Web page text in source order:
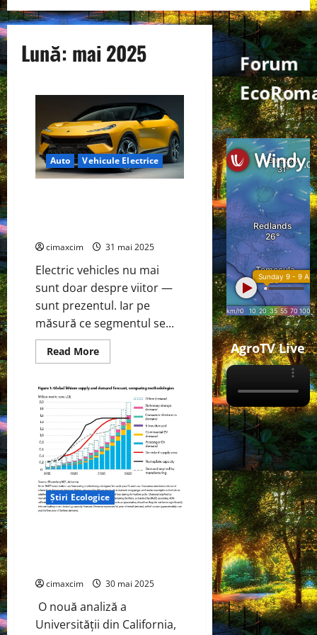
Lună: mai 2025
Auto Vehicule Electrice
cimaxcim 31 mai 2025
Electric vehicles nu mai
sunt doar despre viitor —
sunt prezentul. Iar pe
măsură ce segmentul se...
Read MoreRead
more
Eletre:
electric
care
zguduie
tradiția
și
redefinește
viitorul
Știri Ecologice
cimaxcim 30 mai 2025
O nouă analiză a
Universității din California,
Forum
AgroTV Live